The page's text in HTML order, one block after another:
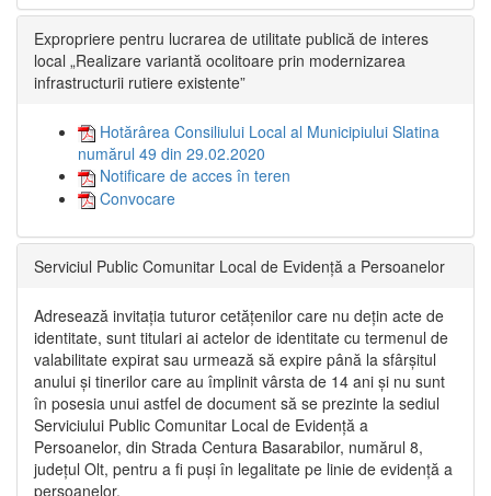
Expropriere pentru lucrarea de utilitate publică de interes
local „Realizare variantă ocolitoare prin modernizarea
infrastructurii rutiere existente”
Hotărârea Consiliului Local al Municipiului Slatina
numărul 49 din 29.02.2020
Notificare de acces în teren
Convocare
Serviciul Public Comunitar Local de Evidență a Persoanelor
Adresează invitația tuturor cetățenilor care nu dețin acte de
identitate, sunt titulari ai actelor de identitate cu termenul de
valabilitate expirat sau urmează să expire până la sfârșitul
anului și tinerilor care au împlinit vârsta de 14 ani și nu sunt
în posesia unui astfel de document să se prezinte la sediul
Serviciului Public Comunitar Local de Evidență a
Persoanelor, din Strada Centura Basarabilor, numărul 8,
județul Olt, pentru a fi puși în legalitate pe linie de evidență a
persoanelor.